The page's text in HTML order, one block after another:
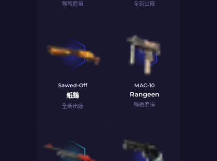
輕微磨損 全新出廠
Sawed-Off
紙鶴
全新出廠
MAC-10
Rangeen
輕微磨損